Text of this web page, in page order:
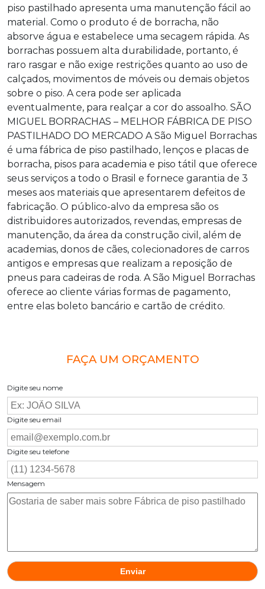
piso pastilhado apresenta uma manutenção fácil ao
material. Como o produto é de borracha, não
absorve água e estabelece uma secagem rápida. As
borrachas possuem alta durabilidade, portanto, é
raro rasgar e não exige restrições quanto ao uso de
calçados, movimentos de móveis ou demais objetos
sobre o piso. A cera pode ser aplicada
eventualmente, para realçar a cor do assoalho. SÃO
MIGUEL BORRACHAS – MELHOR FÁBRICA DE PISO
PASTILHADO DO MERCADO A São Miguel Borrachas
é uma fábrica de piso pastilhado, lenços e placas de
borracha, pisos para academia e piso tátil que oferece
seus serviços a todo o Brasil e fornece garantia de 3
meses aos materiais que apresentarem defeitos de
fabricação. O público-alvo da empresa são os
distribuidores autorizados, revendas, empresas de
manutenção, da área da construção civil, além de
academias, donos de cães, colecionadores de carros
antigos e empresas que realizam a reposição de
pneus para cadeiras de roda. A São Miguel Borrachas
oferece ao cliente várias formas de pagamento,
entre elas boleto bancário e cartão de crédito.
FAÇA UM ORÇAMENTO
Digite seu nome
Digite seu email
Digite seu telefone
Mensagem